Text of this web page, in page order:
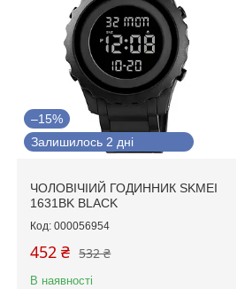
–15%
Залишилось 2 дні
ЧОЛОВІЧІИЙ ГОДИННИК SKMEI
1631BK BLACK
000056954
532 ₴
452 ₴
В наявності